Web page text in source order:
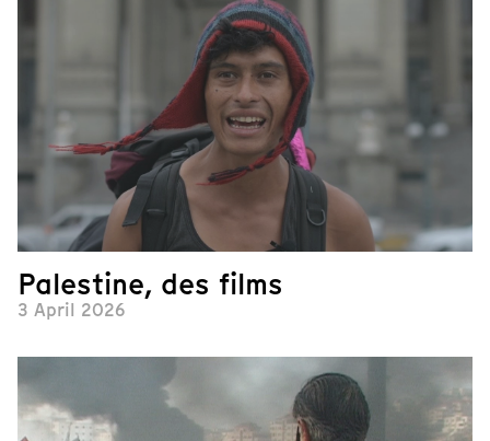
Palestine, des films
3 April 2026